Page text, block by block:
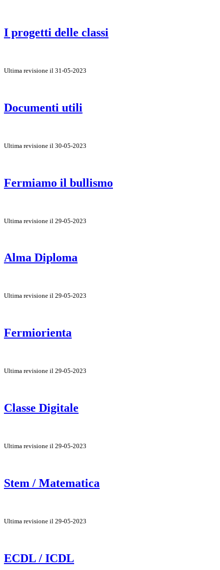
I progetti delle classi
Ultima revisione il 31-05-2023
Documenti utili
Ultima revisione il 30-05-2023
Fermiamo il bullismo
Ultima revisione il 29-05-2023
Alma Diploma
Ultima revisione il 29-05-2023
Fermiorienta
Ultima revisione il 29-05-2023
Classe Digitale
Ultima revisione il 29-05-2023
Stem / Matematica
Ultima revisione il 29-05-2023
ECDL / ICDL